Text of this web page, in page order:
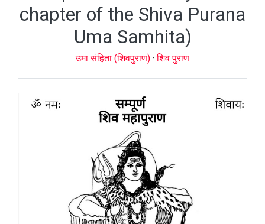
chapter of the Shiva Purana
Uma Samhita)
उमा संहिता (शिवपुराण) ·शिव पुराण